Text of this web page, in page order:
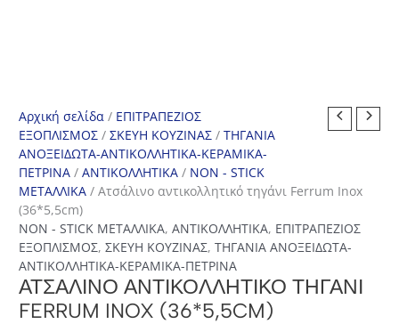
Αρχική σελίδα / ΕΠΙΤΡΑΠΕΖΙΟΣ
ΕΞΟΠΛΙΣΜΟΣ /ΣΚΕΥΗ ΚΟΥΖΙΝΑΣ /ΤΗΓΑΝΙΑ
ΑΝΟΞΕΙΔΩΤΑ-ΑΝΤΙΚΟΛΛΗΤΙΚΑ-ΚΕΡΑΜΙΚΑ-
ΠΕΤΡΙΝΑ /ΑΝΤΙΚΟΛΛΗΤΙΚΑ / NON - STICK
ΜΕΤΑΛΛΙΚΑ / Ατσάλινο αντικολλητικό τηγάνι Ferrum Inox
(36*5,5cm)
NON - STICK ΜΕΤΑΛΛΙΚΑ,ΑΝΤΙΚΟΛΛΗΤΙΚΑ, ΕΠΙΤΡΑΠΕΖΙΟΣ
ΕΞΟΠΛΙΣΜΟΣ,ΣΚΕΥΗ ΚΟΥΖΙΝΑΣ,ΤΗΓΑΝΙΑ ΑΝΟΞΕΙΔΩΤΑ-
ΑΝΤΙΚΟΛΛΗΤΙΚΑ-ΚΕΡΑΜΙΚΑ-ΠΕΤΡΙΝΑ
ΑΤΣΆΛΙΝΟ ΑΝΤΙΚΟΛΛΗΤΙΚΌ ΤΗΓΆΝΙ
FERRUM INOX (36*5,5CM)